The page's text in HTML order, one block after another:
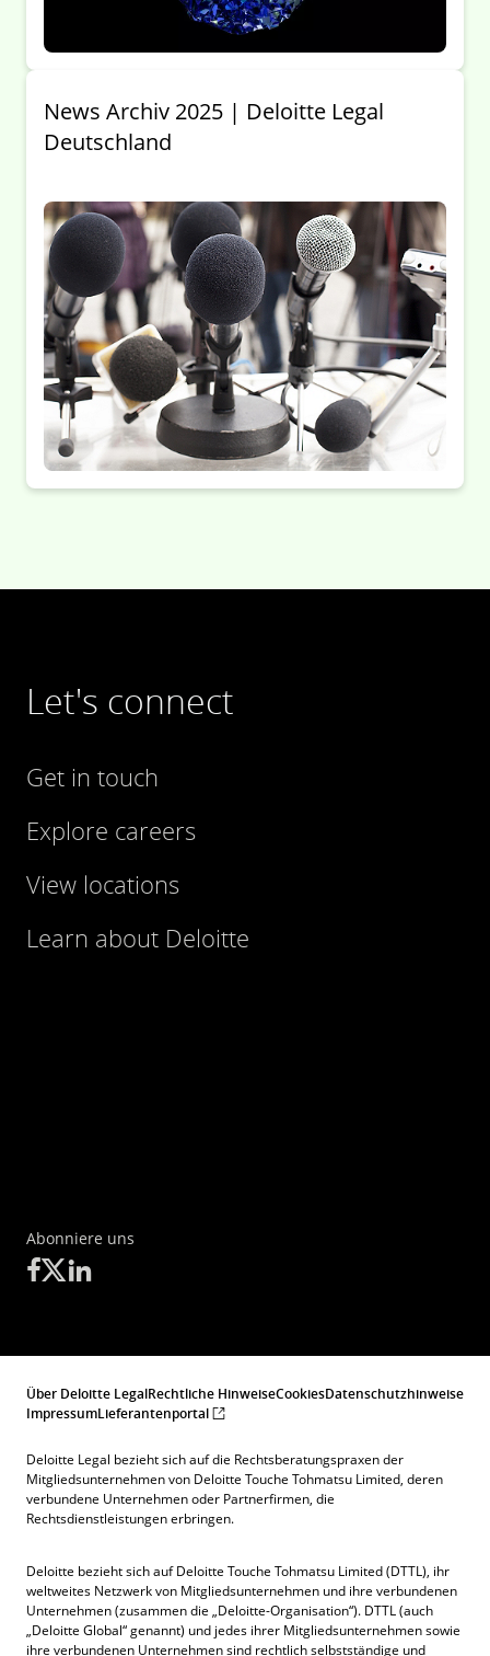
News Archiv 2025 | Deloitte Legal
Deutschland
Let's connect
Get in touch
Explore careers
View locations
Learn about Deloitte
Abonniere uns
Über Deloitte LegalRechtliche HinweiseCookiesDatenschutzhinweise
ImpressumLieferantenportal
Deloitte Legal bezieht sich auf die Rechtsberatungspraxen der
Mitgliedsunternehmen von Deloitte Touche Tohmatsu Limited, deren
verbundene Unternehmen oder Partnerfirmen, die
Rechtsdienstleistungen erbringen.
Deloitte bezieht sich auf Deloitte Touche Tohmatsu Limited (DTTL), ihr
weltweites Netzwerk von Mitgliedsunternehmen und ihre verbundenen
Unternehmen (zusammen die „Deloitte-Organisation“). DTTL (auch
„Deloitte Global“ genannt) und jedes ihrer Mitgliedsunternehmen sowie
ihre verbundenen Unternehmen sind rechtlich selbstständige und